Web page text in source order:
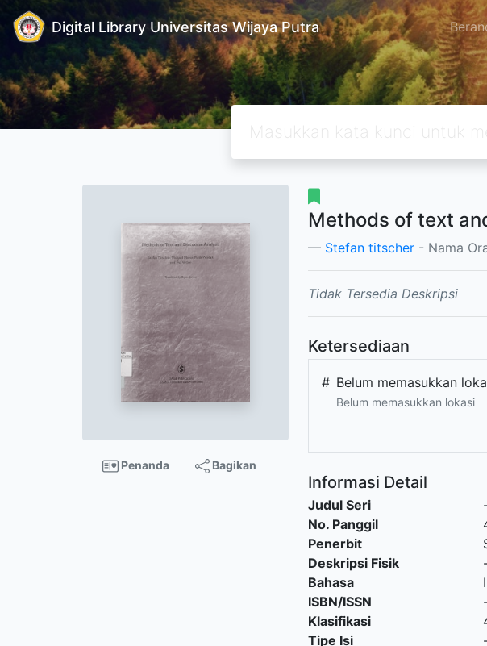
Digital Library Universitas Wijaya Putra
Penanda Bagikan
Methods of text
Stefan titscher - Nama
Tidak Tersedia Deskripsi
Ketersediaan
# Belum memasukkan
Belum memasukkan lokasi
Informasi Detail
Judul Seri
No. Panggil
Penerbit
Deskripsi Fisik
Bahasa
ISBN/ISSN
Klasifikasi
Tipe Isi